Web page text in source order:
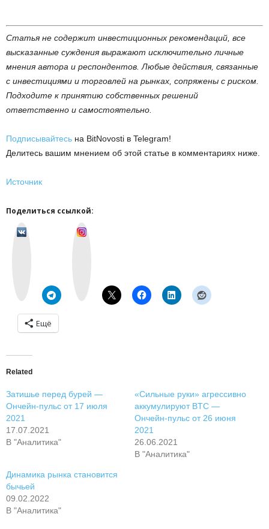
Статья не содержит инвестиционных рекомендаций, все
высказанные суждения выражают исключительно личные
мнения автора и респондентов. Любые действия, связанные
с инвестициями и торговлей на рынках, сопряжены с риском.
Подходите к принятию собственных решений
ответственно и самостоятельно.
Подписывайтесь на BitNovosti в Telegram!
Делитесь вашим мнением об этой статье в комментариях ниже.
Источник
Поделиться ссылкой:
Ещё
Related
Затишье перед бурей —
Ончейн-пульс от 17 июля
2021
17.07.2021
В "Аналитика"
«Сильные руки» агрессивно
аккумулируют BTC —
Ончейн-пульс от 26 июня
2021
26.06.2021
В "Аналитика"
Динамика рынка становится
бычьей
09.02.2022
В "Аналитика"